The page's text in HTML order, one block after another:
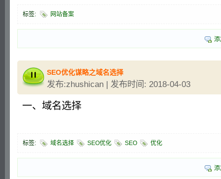
标签: 网站备案
SEO优化谋略之域名选择
发布:zhushican | 发布时间: 2018-04-03
一、域名选择
标签: 域名选择 SEO优化 SEO 优化